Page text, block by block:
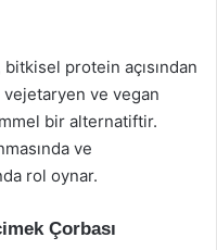
protein açısından
ve vegan
bir alternatiftir.
ve
rol oynar.
Çorbası